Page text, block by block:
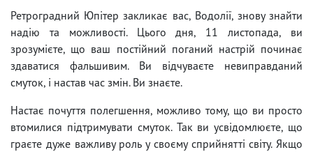
Ретроградний Юпітер закликає вас, Водолії, знову знайти
надію та можливості. Цього дня, 11 листопада, ви
зрозумієте, що ваш постійний поганий настрій починає
здаватися фальшивим. Ви відчуваєте невиправданий
смуток, і настав час змін. Ви знаєте.
Настає почуття полегшення, можливо тому, що ви просто
втомилися підтримувати смуток. Так ви усвідомлюєте, що
граєте дуже важливу роль у своєму сприйнятті світу. Якщо